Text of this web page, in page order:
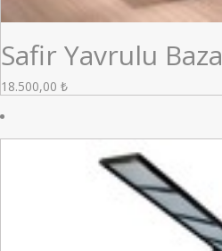
Safir Yavrulu Baza
18.500,00 ₺